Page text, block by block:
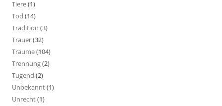
Tiere(1)
Tod (14)
Tradition (3)
Trauer(32)
Träume(104)
Trennung(2)
Tugend (2)
Unbekannt(1)
Unrecht(1)